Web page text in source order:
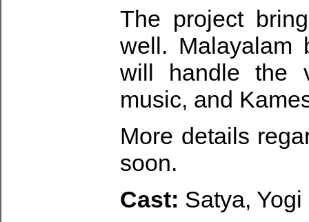
The project
well. Malayalam
will handle the
music, and
More details
soon.
Cast: Satya,